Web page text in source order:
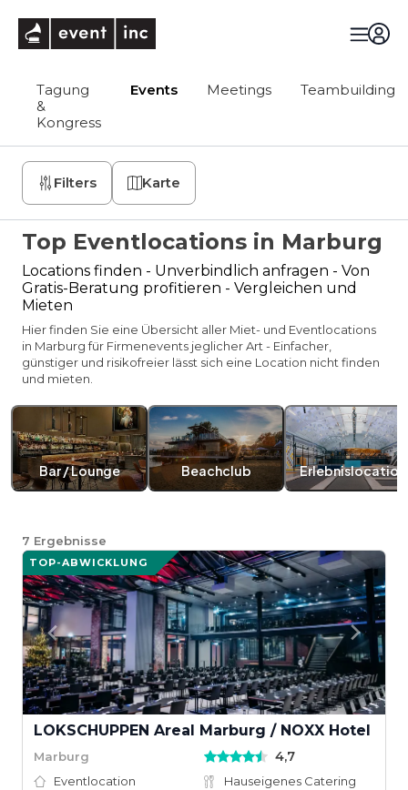
Tagung
&
Kongress
Events Meetings Teambuilding
Filters Karte
Top Eventlocations in Marburg
Locations finden - Unverbindlich anfragen - Von
Gratis-Beratung profitieren - Vergleichen und
Mieten
Hier finden Sie eine Übersicht aller Miet- und Eventlocations
in Marburg für Firmenevents jeglicher Art - Einfacher,
günstiger und risikofreier lässt sich eine Location nicht finden
und mieten.
Bar / Lounge Beachclub Erlebnislocation
7 Ergebnisse
TOP-ABWICKLUNG
LOKSCHUPPEN Areal Marburg / NOXX Hotel
Marburg 4,7
Eventlocation
Hauseigenes Catering